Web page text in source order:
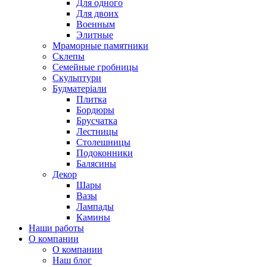
Для одного
Для двоих
Военным
Элитные
Мраморные памятники
Склепы
Семейные гробницы
Скульптури
Будматеріали
Плитка
Бордюры
Брусчатка
Лестницы
Столешницы
Подоконники
Балясины
Декор
Шары
Вазы
Лампады
Камины
Наши работы
О компании
О компании
Наш блог